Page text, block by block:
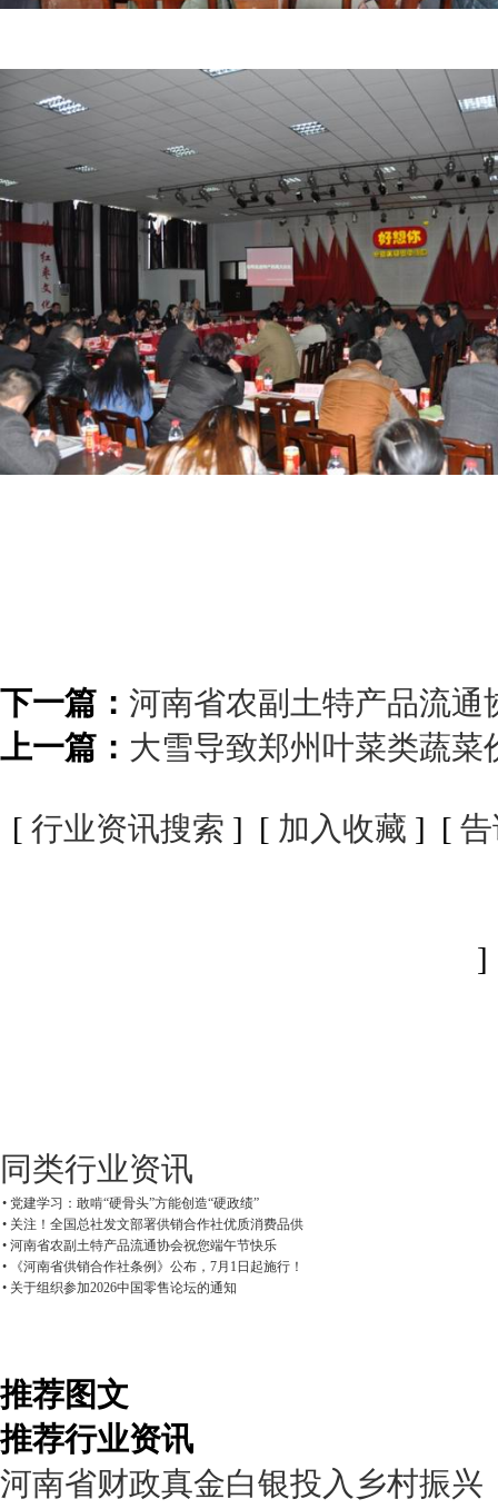
下一篇： 河南省农副土特产品流通
上一篇： 大雪导致郑州叶菜类蔬菜
[ 行业资讯搜索 ] [ 加入收藏 ] [
同类行业资讯
• 党建学习：敢啃“硬骨头”方能创造“硬政绩”
• 关注！全国总社发文部署供销合作社优质消费品供
• 河南省农副土特产品流通协会祝您端午节快乐
• 《河南省供销合作社条例》公布，7月1日起施行！
• 关于组织参加2026中国零售论坛的通知
推荐图文
推荐行业资讯
河南省财政真金白银投入乡村振兴